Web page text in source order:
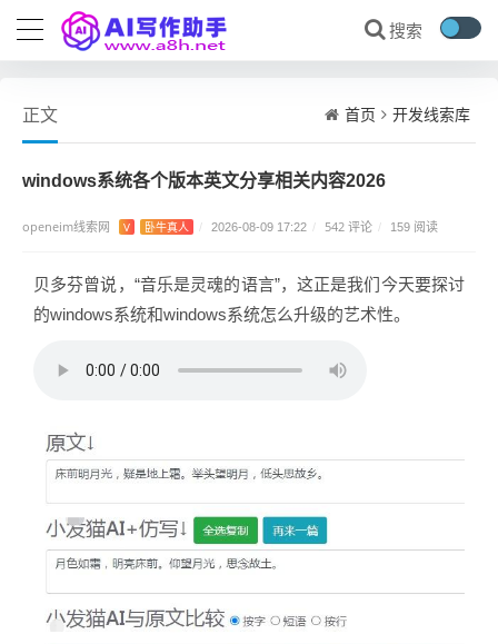
正文 首页 开发线索库
windows系统各个版本英文分享相关内容2026
openeim线索网 V 卧牛真人 / 2026-08-09 17:22 / 542 评论 / 159 阅读
贝多芬曾说，“音乐是灵魂的语言”，这正是我们今天要探讨
的windows系统和windows系统怎么升级的艺术性。